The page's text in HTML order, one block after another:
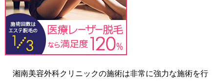
湘南美容外科クリニックの施術は非常に強力な施術を行